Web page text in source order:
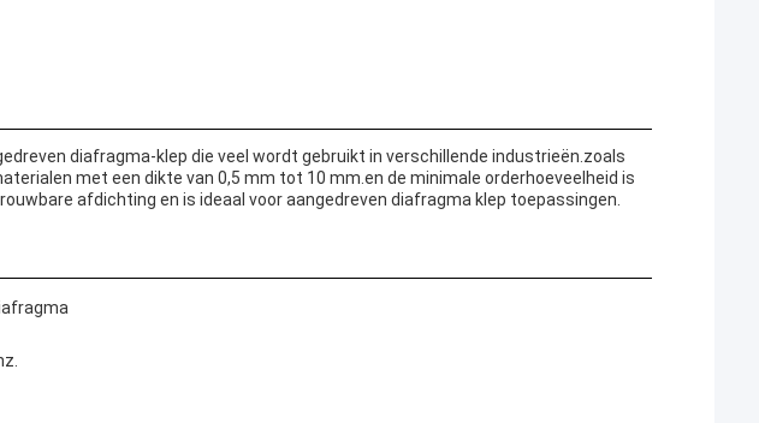
diafragma-klep die veel wordt gebruikt in verschillende industrieën.zoals
met een dikte van 0,5 mm tot 10 mm.en de minimale orderhoeveelheid is
afdichting en is ideaal voor aangedreven diafragma klep toepassingen.